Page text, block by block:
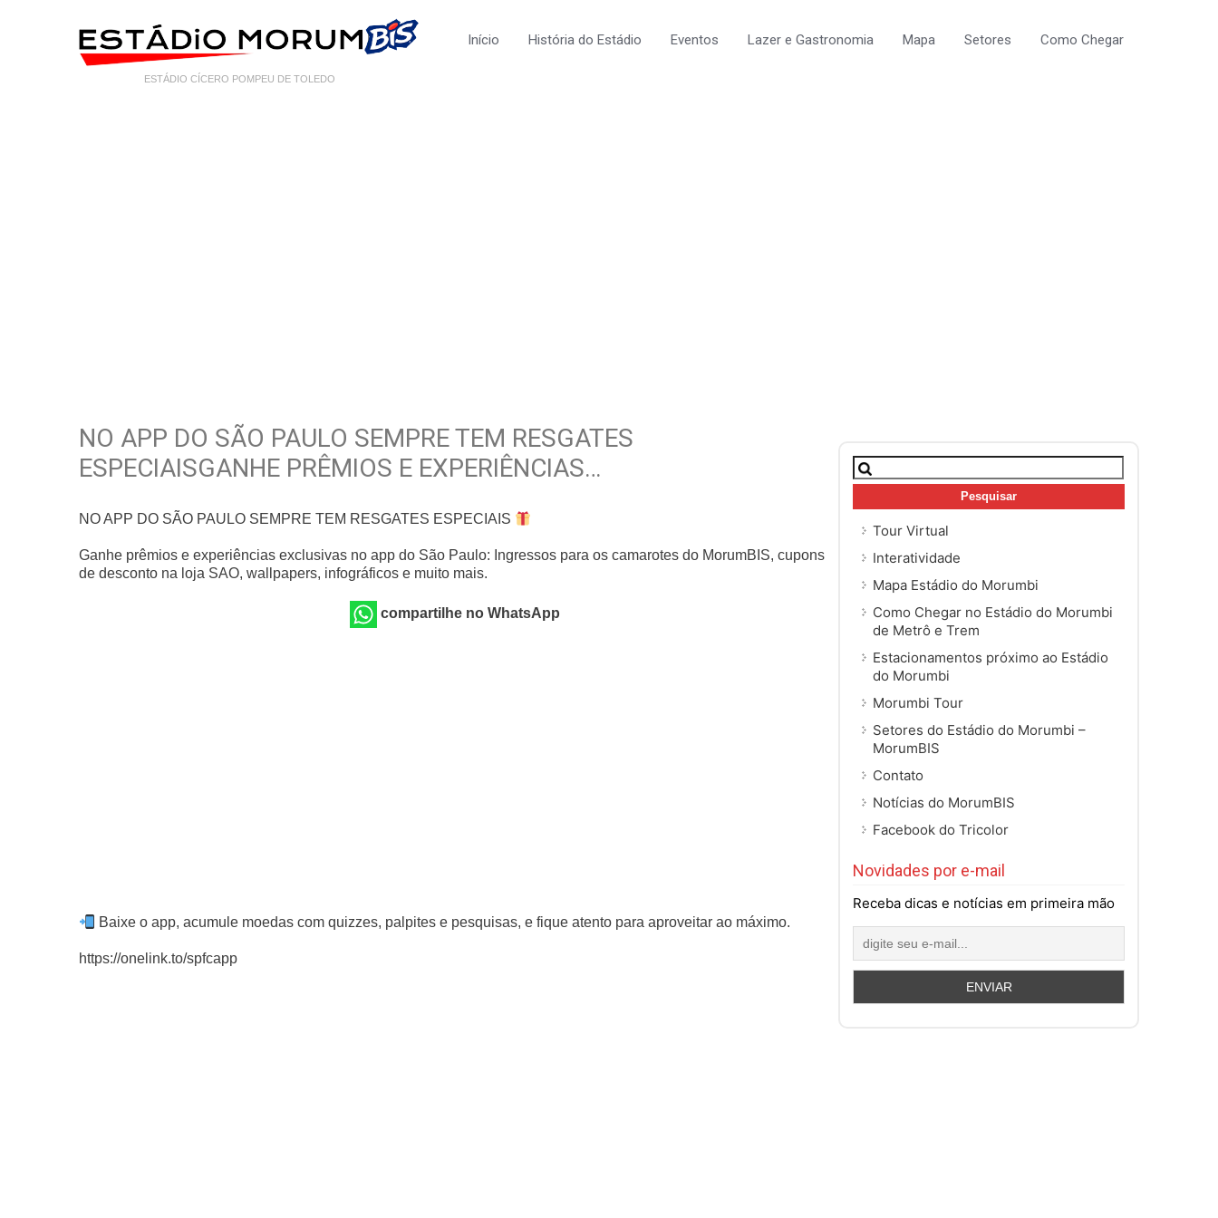
ESTÁDIO CÍCERO POMPEU DE TOLEDO
Início História do Estádio Eventos Lazer e Gastronomia Mapa Setores Como Chegar
NO APP DO SÃO PAULO SEMPRE TEM RESGATES
ESPECIAISGANHE PRÊMIOS E EXPERIÊNCIAS…
NO APP DO SÃO PAULO SEMPRE TEM RESGATES ESPECIAIS
Ganhe prêmios e experiências exclusivas no app do São Paulo: Ingressos para os camarotes do MorumBIS, cupons
de desconto na loja SAO, wallpapers, infográficos e muito mais.
compartilhe no WhatsApp
Baixe o app, acumule moedas com quizzes, palpites e pesquisas, e fique atento para aproveitar ao máximo.
https://onelink.to/spfcapp
Pesquisar
por:
Tour Virtual
Interatividade
Mapa Estádio do Morumbi
Como Chegar no Estádio do Morumbi
de Metrô e Trem
Estacionamentos próximo ao Estádio
do Morumbi
Morumbi Tour
Setores do Estádio do Morumbi –
MorumBIS
Contato
Notícias do MorumBIS
Facebook do Tricolor
Novidades por e-mail
Receba dicas e notícias em primeira mão